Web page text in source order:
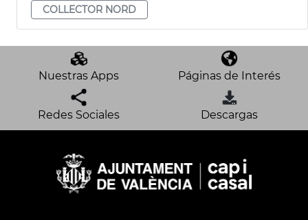
COLLECTOR NORD
Nuestras Apps Páginas de Interés
Redes Sociales Descargas